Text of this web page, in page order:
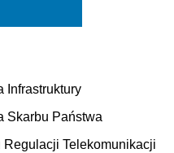
Infrastruktury
Skarbu Państwa
Telekomunikacji